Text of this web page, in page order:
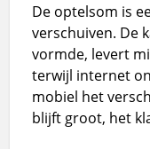
De optelsom is
verschuiven. De
vormde, levert
terwijl internet
mobiel het
blijft groot, het